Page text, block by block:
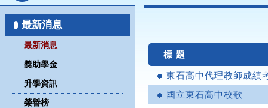
最新消息
最新消息
獎助學金
升學資訊
榮譽榜
標 題
東石高中代理教師成績
國立東石高中校歌